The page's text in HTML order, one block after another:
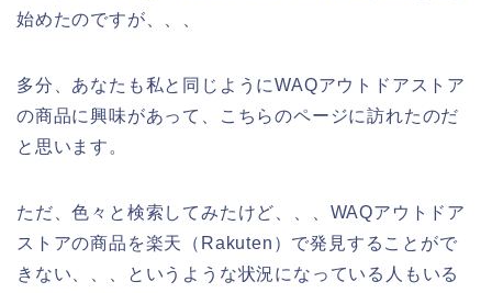
始めたのですが、、、
多分、あなたも私と同じようにWAQアウトドアストア
の商品に興味があって、こちらのページに訪れたのだ
と思います。
ただ、色々と検索してみたけど、、、WAQアウトドア
ストアの商品を楽天（Rakuten）で発見することがで
きない、、、というような状況になっている人もいる